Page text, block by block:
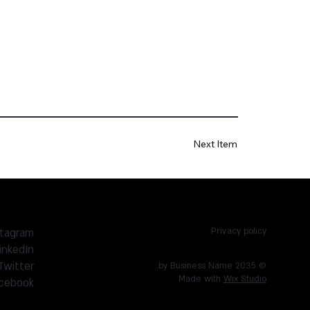
Next Item
Privacy policy
© 2035 by Business Name.
Made with Wix Studio